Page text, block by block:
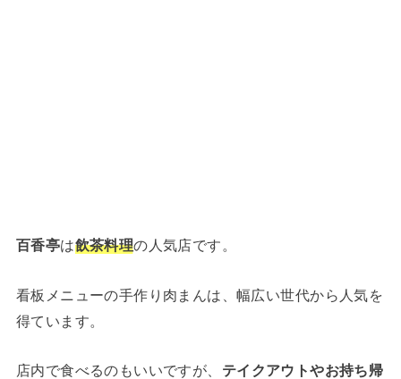
百香亭は飲茶料理の人気店です。
看板メニューの手作り肉まんは、幅広い世代から人気を
得ています。
店内で食べるのもいいですが、 テイクアウトやお持ち帰